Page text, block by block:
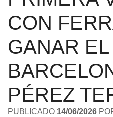
LIGA DE EXPANSIÓN MX
LEAGUES CUP
UEFA EUROPA LEAGUE
UEFA CONFERENCE LEAGUE
MLS
COPA LIBERTADORES
COPA SUDAMERICANA
RAIDERS
CHARGERS
RAVENS
BENGALS
CAVALIERS
PISTONS
PACERS
BUCKS
CON
GANAR
PÉREZ
PUBLICADO 14/06/2026